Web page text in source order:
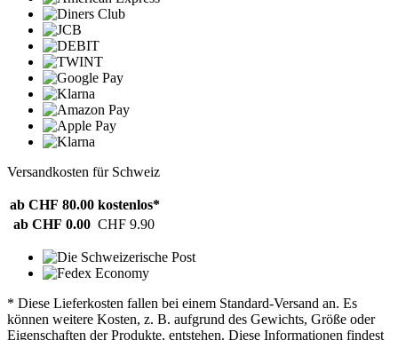
Versandkosten für Schweiz
ab CHF 80.00 kostenlos*
ab CHF 0.00 CHF 9.90
* Diese Lieferkosten fallen bei einem Standard-Versand an. Es
können weitere Kosten, z. B. aufgrund des Gewichts, Größe oder
Eigenschaften der Produkte, entstehen. Diese Informationen findest